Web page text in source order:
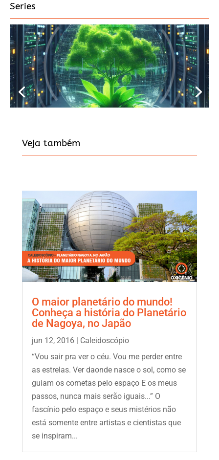
Series
Veja também
O maior planetário do mundo!
Conheça a história do Planetário
de Nagoya, no Japão
jun 12, 2016| Caleidoscópio
“Vou sair pra ver o céu. Vou me perder entre
as estrelas. Ver daonde nasce o sol, como se
guiam os cometas pelo espaço E os meus
passos, nunca mais serão iguais...” O
fascínio pelo espaço e seus mistérios não
está somente entre artistas e cientistas que
se inspiram...